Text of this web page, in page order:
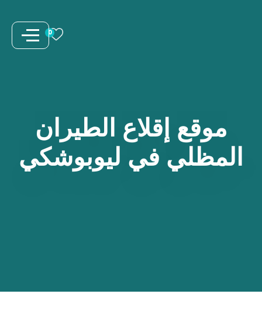
0
موقع إقلاع الطيران
المظليفي ليوبوشكي